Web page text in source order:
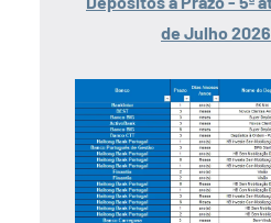
de Julho 2026